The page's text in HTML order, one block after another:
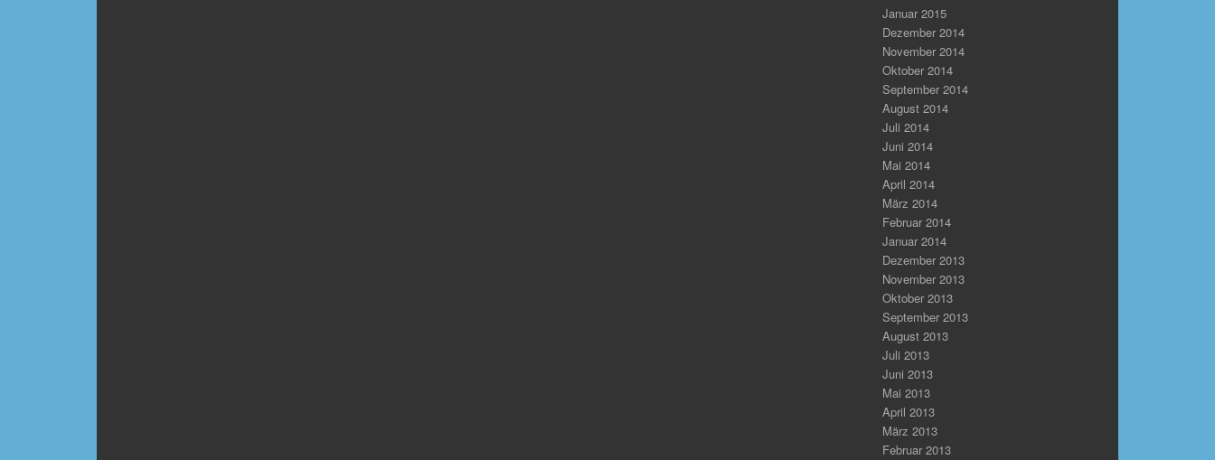
Januar 2015
Dezember 2014
November 2014
Oktober 2014
September 2014
August 2014
Juli 2014
Juni 2014
Mai 2014
April 2014
März 2014
Februar 2014
Januar 2014
Dezember 2013
November 2013
Oktober 2013
September 2013
August 2013
Juli 2013
Juni 2013
Mai 2013
April 2013
März 2013
Februar 2013